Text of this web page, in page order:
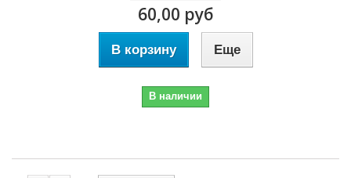
60,00 руб
В корзину Еще
В наличии